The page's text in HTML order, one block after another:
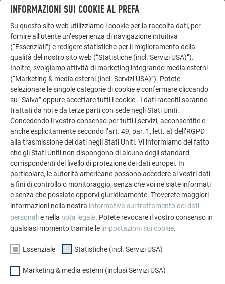
INFORMAZIONI SUI COOKIE AL PREFA
Su questo sito web utilizziamo i cookie per la raccolta dati, per
fornire all’utente un’esperienza di navigazione intuitiva
(“Essenziali”) e redigere statistiche per il miglioramento della
qualità del nostro sito web (“Statistiche (incl. Servizi USA)”).
Inoltre, svolgiamo attività di marketing integrando media esterni
(“Marketing & media esterni (incl. Servizi USA)”). Potete
selezionare le singole categorie di cookie e confermare cliccando
su “Salva” oppure accettare tutti i cookie . I dati raccolti saranno
trattati da noi e da terze parti con sede negli Stati Uniti.
Concedendo il vostro consenso per tutti i servizi, acconsentite e
anche esplicitamente secondo l’art. 49, par. 1, lett. a) dell’RGPD
alla trasmissione dei dati negli Stati Uniti. Vi informiamo del fatto
che gli Stati Uniti non dispongono di alcuno degli standard
corrispondenti del livello di protezione dei dati europei. In
particolare, le autorità americane possono accedere ai vostri dati
a fini di controllo o monitoraggio, senza che voi ne siate informati
e senza che possiate opporvi giuridicamente. Troverete maggiori
informazioni nella nostra informativa sul trattamento dei dati
personalie nella nota legale. Potete revocare il vostro consenso in
qualsiasi momento tramite le impostazioni sui cookie.
Essenziale Statistiche (incl. Servizi USA)
Marketing & media esterni (inclusi Servizi USA)